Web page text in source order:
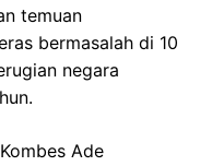
temuan
bermasalah di 10
negara
Ade